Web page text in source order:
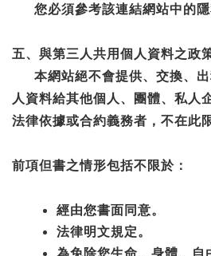
您必須參考該連結網站中的隱
五、與第三人共用個人資料之政
本網站絕不會提供、交換、出
人資料給其他個人、團體、私人
法律依據或合約義務者，不在此限
前項但書之情形包括不限於：
經由您書面同意。
法律明文規定。
為免除您生命、身體、自